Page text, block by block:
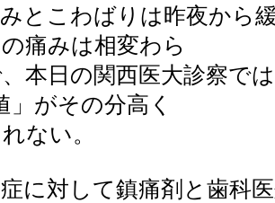
とこわばりは昨夜から
痛みは相変わら
本日の関西医大診察で
」がその分高く
ない。
に対して鎮痛剤と歯科